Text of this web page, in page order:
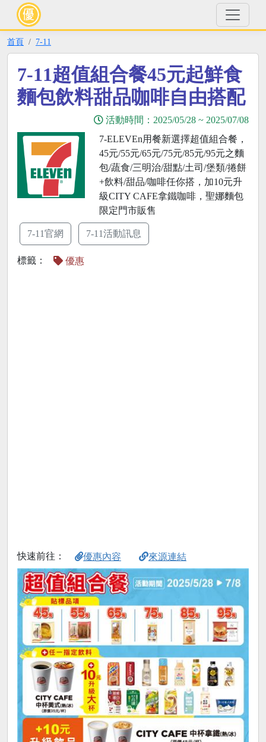
首頁 7-11
7-11超值組合餐45元起鮮食
麵包飲料甜品咖啡自由搭配
活動時間： 2025/05/28 ~ 2025/07/08
7-ELEVEn用餐新選擇超值組合餐，
45元/55元/65元/75元/85元/95元之麵
包/蔬食/三明治/甜點/土司/堡類/捲餅
+飲料/甜品/咖啡任你搭，加10元升
級CITY CAFE拿鐵咖啡，聖娜麵包
限定門市販售
7-11官網 7-11活動訊息
標籤： 優惠
快速前往： 優惠內容 來源連結